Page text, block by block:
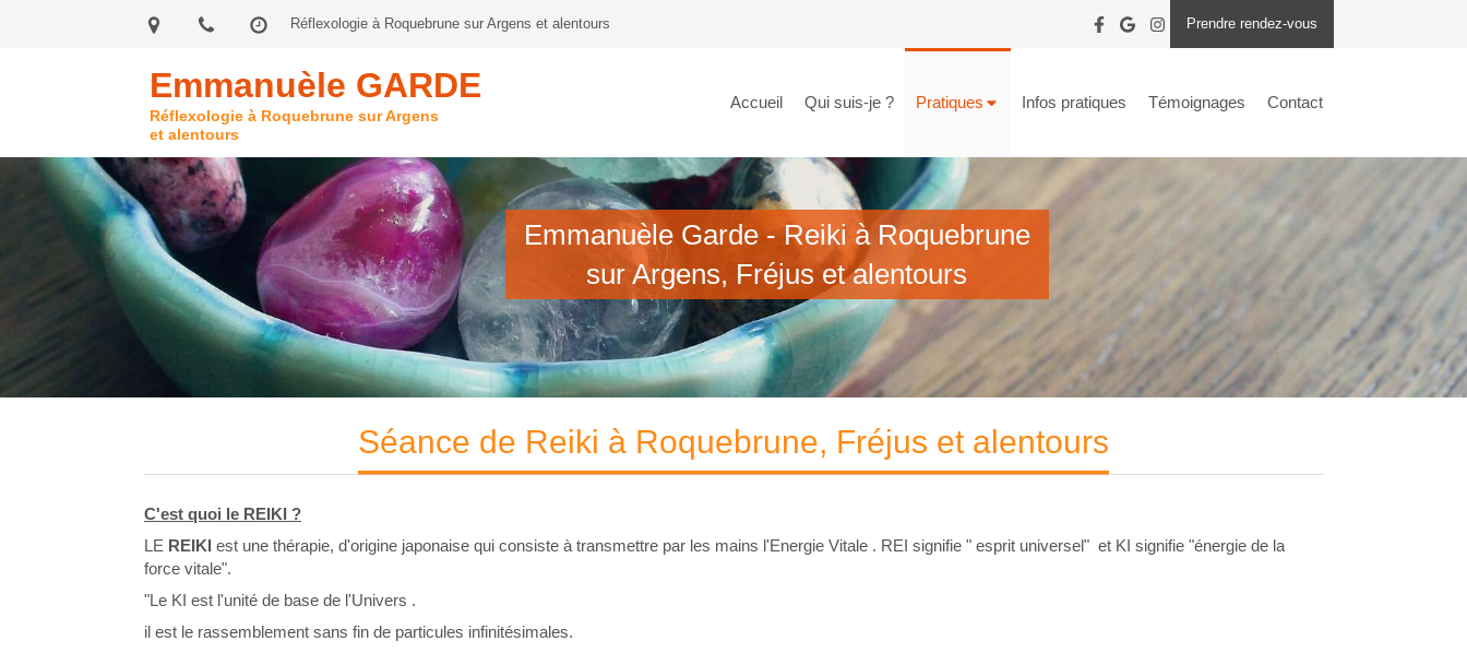
Réflexologie à Roquebrune sur Argens et alentours Prendre rendez-vous
Accueil Qui suis-je ? Pratiques Infos pratiques Témoignages Contact
Emmanuèle GARDE
Réflexologie à Roquebrune sur Argens
et alentours
Emmanuèle Garde - Reiki à Roquebrune
sur Argens, Fréjus et alentours
Séance de Reiki à Roquebrune, Fréjus et alentours
C'est quoi le REIKI ?
LE REIKI est une thérapie, d'origine japonaise qui consiste à transmettre par les mains l'Energie Vitale . REI signifie " esprit universel" et KI signifie "énergie de la
force vitale".
"Le KI est l'unité de base de l'Univers .
il est le rassemblement sans fin de particules infinitésimales.